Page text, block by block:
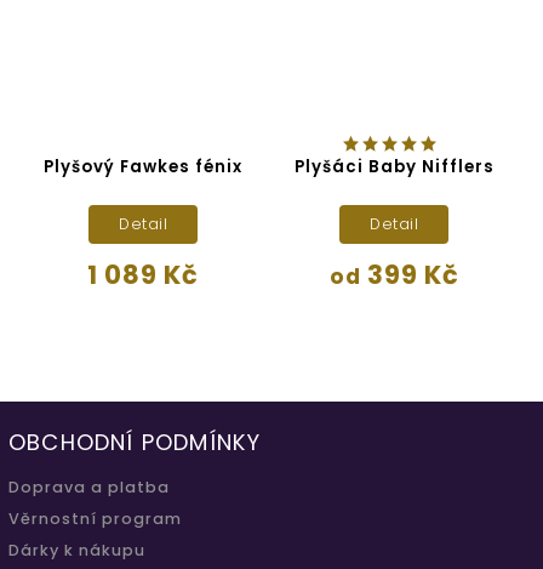
Plyšový Fawkes fénix
1 089 Kč
Detail
Plyšáci Baby Nifflers
od 399 Kč
Detail
OBCHODNÍ PODMÍNKY
Doprava a platba
Věrnostní program
Dárky k nákupu